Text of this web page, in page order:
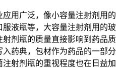
用广泛，像小容量注射剂用的
液瓶等，大容量注射剂用的玻
剂瓶的质量直接影响到药品质
药典，包材作为药品的一部分
射剂瓶的重视程度也在日益加